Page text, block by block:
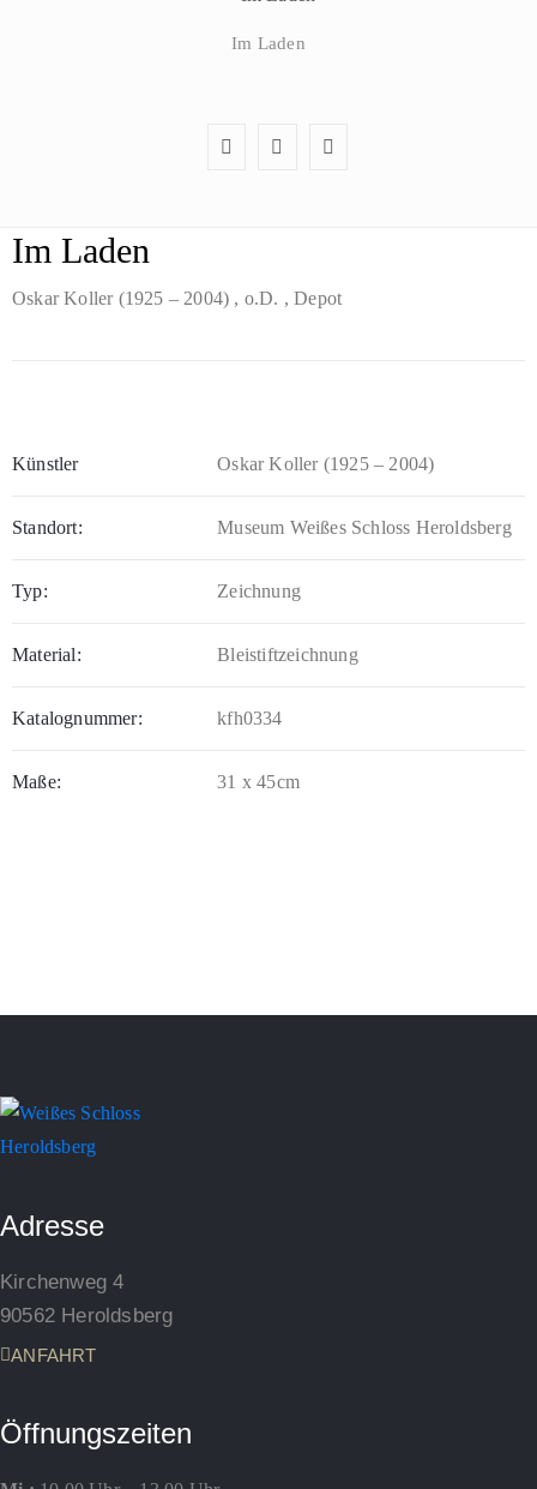
Im Laden
Im Laden
Oskar Koller (1925 – 2004) , o.D. , Depot
Künstler Oskar Koller (1925 – 2004)
Standort: Museum Weißes Schloss Heroldsberg
Typ: Zeichnung
Material: Bleistiftzeichnung
Katalognummer: kfh0334
Maße: 31 x 45cm
Adresse
Kirchenweg 4
90562 Heroldsberg
ANFAHRT
Öffnungszeiten